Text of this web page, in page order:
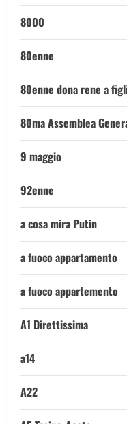
8000
80enne
80enne dona rene a
80ma Assemblea
9 maggio
92enne
a cosa mira Putin
a fuoco appartamento
a fuoco appartemento
A1 Direttissima
a14
A22